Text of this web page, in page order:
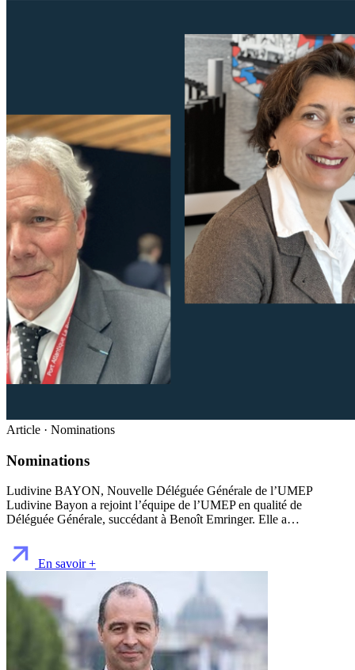
Article · Nominations
Nominations
Ludivine BAYON, Nouvelle Déléguée Générale de l’UMEP
Ludivine Bayon a rejoint l’équipe de l’UMEP en qualité de
Déléguée Générale, succédant à Benoît Emringer. Elle a…
En savoir +